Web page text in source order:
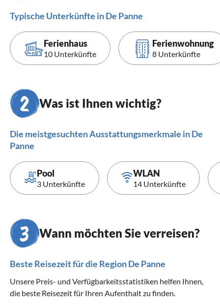
Typische Unterkünfte in De Panne
Ferienhaus
10 Unterkünfte
Ferienwohnung
8 Unterkünfte
Was ist Ihnen wichtig?
Die meistgesuchten Ausstattungsmerkmale in De
Panne
Pool
3 Unterkünfte
WLAN
14 Unterkünfte
Wann möchten Sie verreisen?
Beste Reisezeit für die Region De Panne
Unsere Preis- und Verfügbarkeitsstatistiken helfen Ihnen,
die beste Reisezeit für Ihren Aufenthalt zu finden.